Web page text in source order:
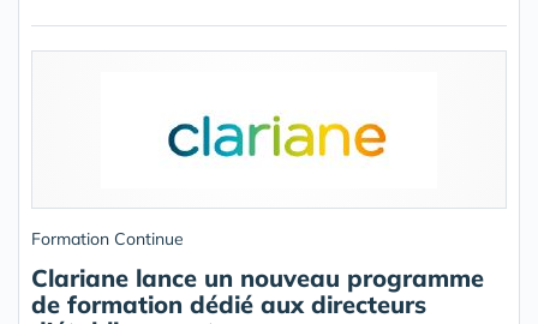
Formation Continue
Clariane lance un nouveau programme
de formation dédié aux directeurs